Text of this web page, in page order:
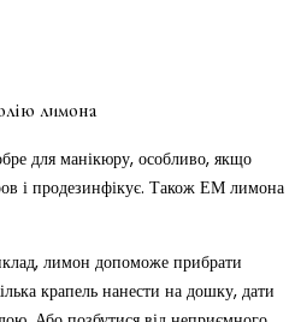
лимона
для манікюру, особливо, якщо
і продезинфікує. Також ЕМ лимона
лимон допоможе прибрати
крапель нанести на дошку, дати